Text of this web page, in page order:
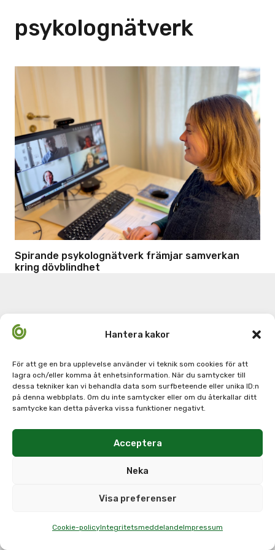
Hantera kakor
För att ge en bra upplevelse använder vi teknik som cookies för att
lagra och/eller komma åt enhetsinformation. När du samtycker till
dessa tekniker kan vi behandla data som surfbeteende eller unika ID:n
på denna webbplats. Om du inte samtycker eller om du återkallar ditt
samtycke kan detta påverka vissa funktioner negativt.
Acceptera
Neka
Visa preferenser
Cookie-policyIntegritetsmeddelandeImpressum
psykolognätverk
Spirande psykolognätverk främjar samverkan
kring dövblindhet